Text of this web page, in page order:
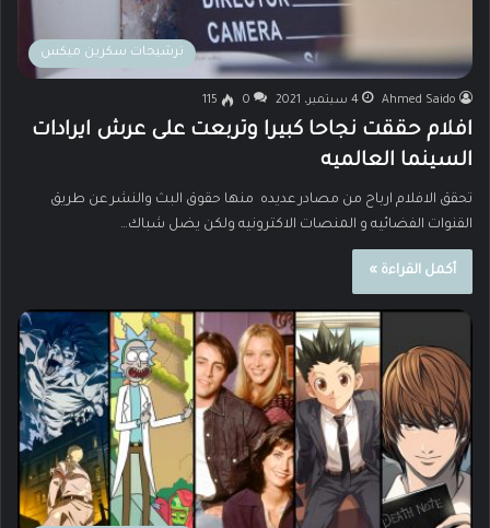
ترشيحات سكرين ميكس
Ahmed Saido 4 سبتمبر، 2021 0
115
افلام حققت نجاحا كبيرا وتربعت على عرش ايرادات
السينما العالميه
تحقق الافلام ارباح من مصادر عديده منها حقوق البث والنشر عن طريق
القنوات الفضائيه و المنصات الاكترونيه ولكن يضل شباك…
أكمل القراءة »